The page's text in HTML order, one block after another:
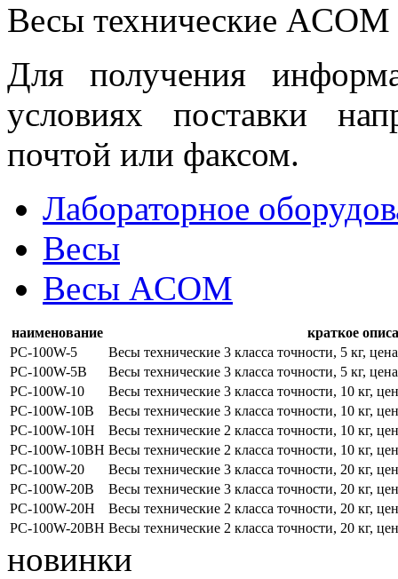
Весы технические
Для получения
условиях поставки
почтой или факсом.
Лабораторное
Весы
Весы ACOM
наименование
краткое
PC-100W-5
Весы технические 3 класса точности, 5 кг,
PC-100W-5B
Весы технические 3 класса точности, 5 кг,
PC-100W-10
Весы технические 3 класса точности, 10 кг,
PC-100W-10B
Весы технические 3 класса точности, 10 кг,
PC-100W-10H
Весы технические 2 класса точности, 10 кг,
PC-100W-10BH Весы технические 2 класса точности, 10 кг,
PC-100W-20
Весы технические 3 класса точности, 20 кг,
PC-100W-20B
Весы технические 3 класса точности, 20 кг,
PC-100W-20H
Весы технические 2 класса точности, 20 кг,
PC-100W-20BH Весы технические 2 класса точности, 20 кг,
новинки